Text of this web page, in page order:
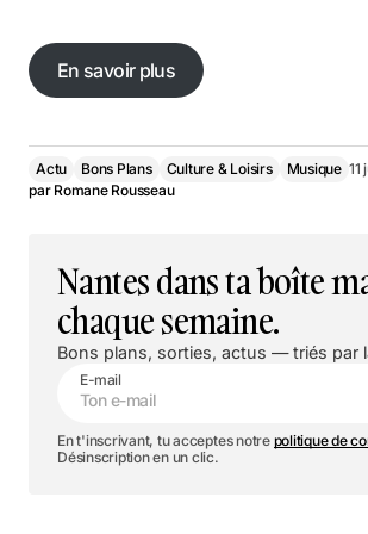
En savoir plus
En savoir plus
Actu Bons Plans Culture & Loisirs Musique 11
par Romane Rousseau
Nantes dans ta boîte
chaque semaine.
Bons plans, sorties, actus — triés par
E-mail
En t'inscrivant, tu acceptes notre politique de
Désinscription en un clic.